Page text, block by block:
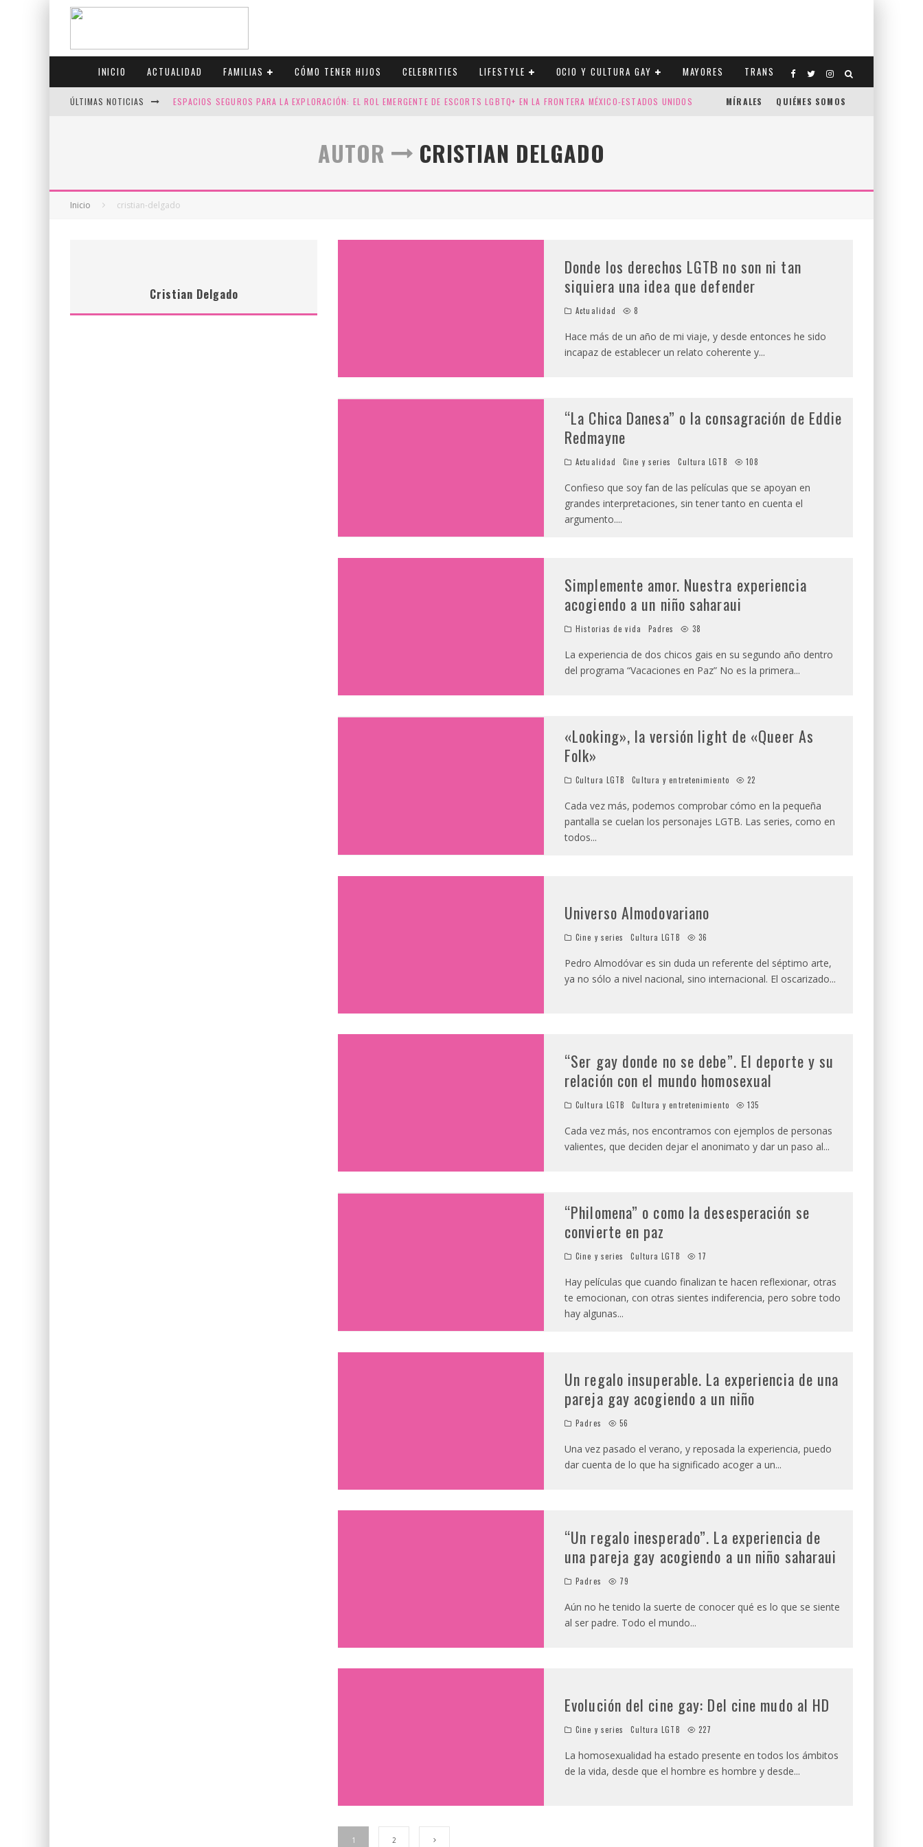
INICIO ACTUALIDAD FAMILIAS CÓMO TENER HIJOS CELEBRITIES LIFESTYLE OCIO Y CULTURA GAY MAYORES TRANS
ÚLTIMAS NOTICIAS ESPACIOS SEGUROS PARA LA EXPLORACIÓN: EL ROL EMERGENTE DE ESCORTS LGBTQ+ EN LA FRONTERA MÉXICO-ESTADOS UNIDOS
CANADÁ CELEBRA EL ORGULLO CON CUATRO SELLOS QUE HONRAN LA HISTORIA LGTB
MÍRALES QUIÉNES SOMOS
AUTOR CRISTIAN DELGADO
Inicio cristian-delgado
Cristian Delgado
Donde los derechos LGTB no son ni tan
siquiera una idea que defender
Actualidad 8
Hace más de un año de mi viaje, y desde entonces he sido
incapaz de establecer un relato coherente y...
“La Chica Danesa” o la consagración de Eddie
Redmayne
Actualidad Cine y series Cultura LGTB 108
Confieso que soy fan de las películas que se apoyan en
grandes interpretaciones, sin tener tanto en cuenta el
argumento....
Simplemente amor. Nuestra experiencia
acogiendo a un niño saharaui
Historias de vida Padres 38
La experiencia de dos chicos gais en su segundo año dentro
del programa “Vacaciones en Paz” No es la primera...
«Looking», la versión light de «Queer As
Folk»
Cultura LGTB Cultura y entretenimiento 22
Cada vez más, podemos comprobar cómo en la pequeña
pantalla se cuelan los personajes LGTB. Las series, como en
todos...
Universo Almodovariano
Cine y series Cultura LGTB 36
Pedro Almodóvar es sin duda un referente del séptimo arte,
ya no sólo a nivel nacional, sino internacional. El oscarizado...
“Ser gay donde no se debe”. El deporte y su
relación con el mundo homosexual
Cultura LGTB Cultura y entretenimiento 135
Cada vez más, nos encontramos con ejemplos de personas
valientes, que deciden dejar el anonimato y dar un paso al...
“Philomena” o como la desesperación se
convierte en paz
Cine y series Cultura LGTB 17
Hay películas que cuando finalizan te hacen reflexionar, otras
te emocionan, con otras sientes indiferencia, pero sobre todo
hay algunas...
Un regalo insuperable. La experiencia de una
pareja gay acogiendo a un niño
Padres 56
Una vez pasado el verano, y reposada la experiencia, puedo
dar cuenta de lo que ha significado acoger a un...
“Un regalo inesperado”. La experiencia de
una pareja gay acogiendo a un niño saharaui
Padres 79
Aún no he tenido la suerte de conocer qué es lo que se siente
al ser padre. Todo el mundo...
Evolución del cine gay: Del cine mudo al HD
Cine y series Cultura LGTB 227
La homosexualidad ha estado presente en todos los ámbitos
de la vida, desde que el hombre es hombre y desde...
1 2